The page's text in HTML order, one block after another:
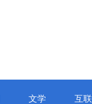
文学 互